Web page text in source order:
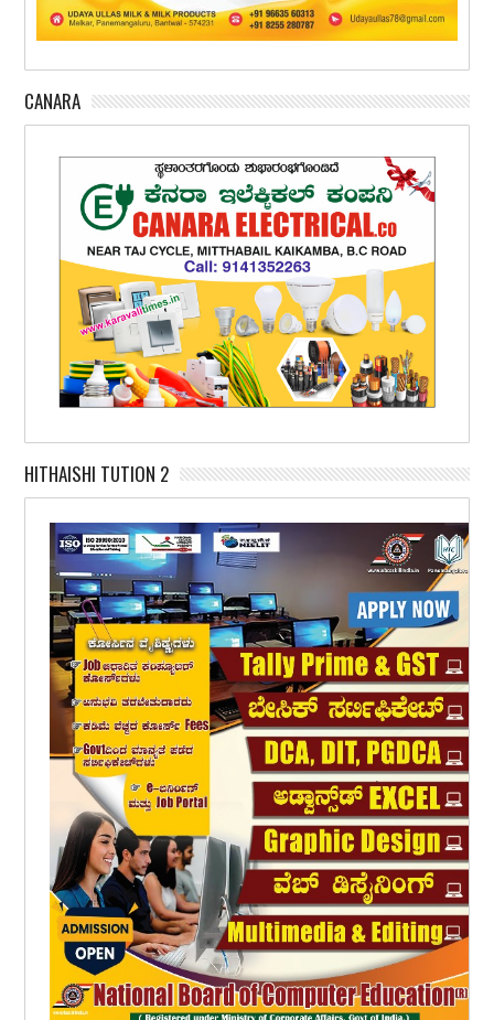
CANARA
HITHAISHI TUTION 2